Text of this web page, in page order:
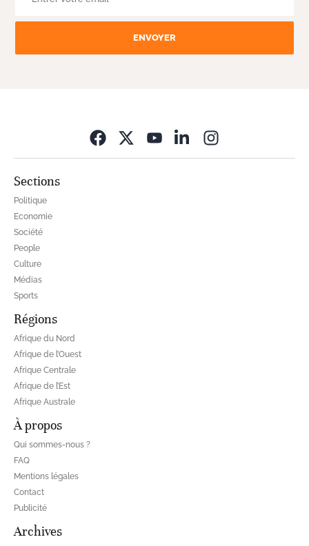
ENVOYER
Sections
Politique
Economie
Société
People
Culture
Médias
Sports
Régions
Afrique du Nord
Afrique de l’Ouest
Afrique Centrale
Afrique de l’Est
Afrique Australe
À propos
Qui sommes-nous ?
FAQ
Mentions légales
Contact
Publicité
Archives